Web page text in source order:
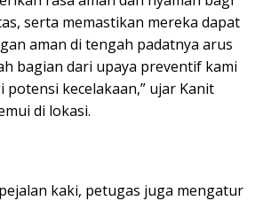
serta memastikan mereka dapat
aman di tengah padatnya arus
bagian dari upaya preventif kami
kecelakaan,” ujar Kanit
di lokasi.
kaki, petugas juga mengatur